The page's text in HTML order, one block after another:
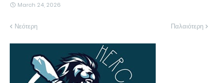
March 24, 2026
Νεότερη Παλαιότερη